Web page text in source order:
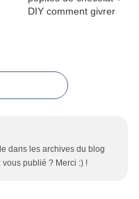
dans les archives du blog
publié ? Merci :) !